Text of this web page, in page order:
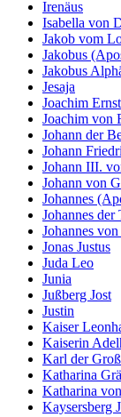
Irenäus
Isabella von
Jakob vom
Jakobus
Jakobus
Jesaja
Joachim
Joachim von
Johann der
Johann
Johann III.
Johann von
Johannes
Johannes der
Johannes
Jonas Justus
Juda Leo
Junia
Jußberg Jost
Justin
Kaiser
Kaiserin
Karl der
Katharina
Katharina
Kaysersberg